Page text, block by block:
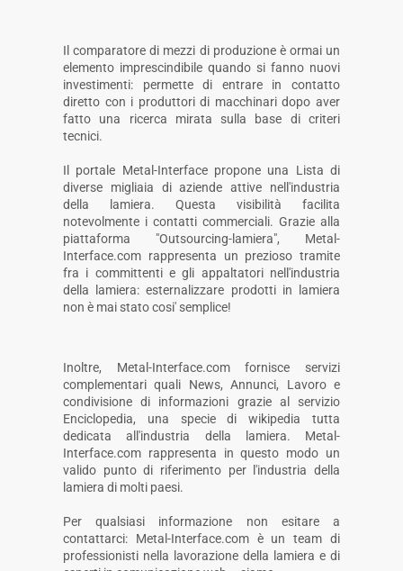
Il comparatore di mezzi di produzione è ormai un
elemento imprescindibile quando si fanno nuovi
investimenti: permette di entrare in contatto
diretto con i produttori di macchinari dopo aver
fatto una ricerca mirata sulla base di criteri
tecnici.
Il portale Metal-Interface propone una Lista di
diverse migliaia di aziende attive nell'industria
della lamiera. Questa visibilità facilita
notevolmente i contatti commerciali. Grazie alla
piattaforma "Outsourcing-lamiera", Metal-
Interface.com rappresenta un prezioso tramite
fra i committenti e gli appaltatori nell'industria
della lamiera: esternalizzare prodotti in lamiera
non è mai stato cosi' semplice!
Inoltre, Metal-Interface.com fornisce servizi
complementari quali News, Annunci, Lavoro e
condivisione di informazioni grazie al servizio
Enciclopedia, una specie di wikipedia tutta
dedicata all'industria della lamiera. Metal-
Interface.com rappresenta in questo modo un
valido punto di riferimento per l'industria della
lamiera di molti paesi.
Per qualsiasi informazione non esitare a
contattarci: Metal-Interface.com è un team di
professionisti nella lavorazione della lamiera e di